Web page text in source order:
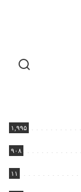
۱,۹۹۵
۹۰۸
۱۱